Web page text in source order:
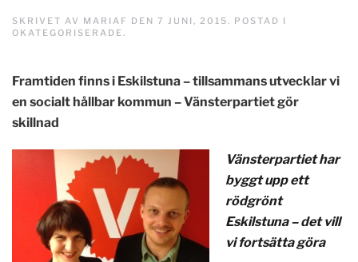
SKRIVET AV MARIAF DEN 7 JUNI, 2015 . POSTAD I
OKATEGORISERADE .
Framtiden finns i Eskilstuna – tillsammans utvecklar vi
en socialt hållbar kommun – Vänsterpartiet gör
skillnad
Vänsterpartiet har
byggt upp ett
rödgrönt
Eskilstuna – det vill
vi fortsätta göra